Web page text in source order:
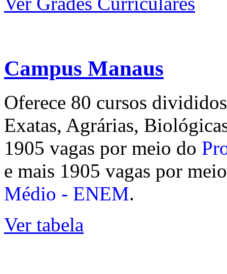
Campus Manaus
Oferece 80 cursos
Exatas, Agrárias,
1905 vagas por meio do
e mais 1905 vagas por
Médio - ENEM.
Ver tabela